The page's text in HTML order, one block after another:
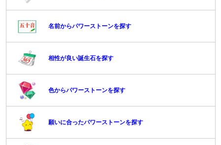
名前からパワーストーンを探す
相性が良い誕生石を探す
色からパワーストーンを探す
願いに合ったパワーストーンを探す